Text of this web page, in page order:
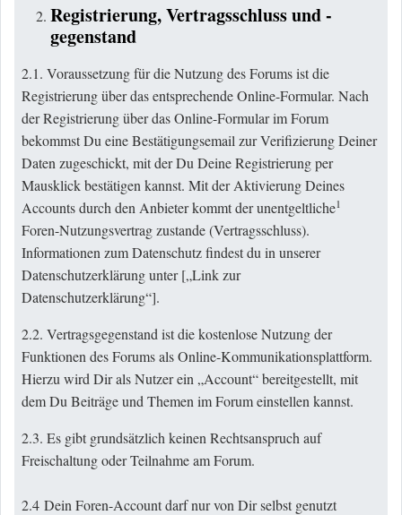
Registrierung, Vertragsschluss und -
gegenstand
2.1. Voraussetzung für die Nutzung des Forums ist die
Registrierung über das entsprechende Online-Formular. Nach
der Registrierung über das Online-Formular im Forum
bekommst Du eine Bestätigungsemail zur Verifizierung Deiner
Daten zugeschickt, mit der Du Deine Registrierung per
Mausklick bestätigen kannst. Mit der Aktivierung Deines
Accounts durch den Anbieter kommt der unentgeltliche1
Foren-Nutzungsvertrag zustande (Vertragsschluss).
Informationen zum Datenschutz findest du in unserer
Datenschutzerklärung unter [„Link zur
Datenschutzerklärung“].
2.2. Vertragsgegenstand ist die kostenlose Nutzung der
Funktionen des Forums als Online-Kommunikationsplattform.
Hierzu wird Dir als Nutzer ein „Account“ bereitgestellt, mit
dem Du Beiträge und Themen im Forum einstellen kannst.
2.3. Es gibt grundsätzlich keinen Rechtsanspruch auf
Freischaltung oder Teilnahme am Forum.
2.4 Dein Foren-Account darf nur von Dir selbst genutzt